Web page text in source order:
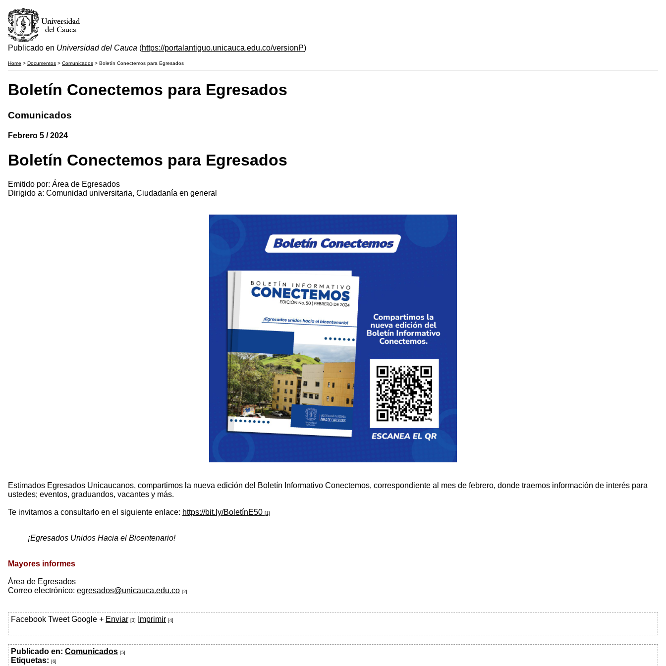
Publicado en Universidad del Cauca (https://portalantiguo.unicauca.edu.co/versionP)
Home > Documentos > Comunicados > Boletín Conectemos para Egresados
Boletín Conectemos para Egresados
Comunicados
Febrero 5 / 2024
Boletín Conectemos para Egresados
Emitido por: Área de Egresados
Dirigido a: Comunidad universitaria, Ciudadanía en general
Estimados Egresados Unicaucanos, compartimos la nueva edición del Boletín Informativo Conectemos, correspondiente al mes de febrero, donde traemos información de interés para
ustedes; eventos, graduandos, vacantes y más.
Te invitamos a consultarlo en el siguiente enlace: https://bit.ly/BoletínE50 [1]
¡Egresados Unidos Hacia el Bicentenario!
Mayores informes
Área de Egresados
Correo electrónico: egresados@unicauca.edu.co [2]
Facebook Tweet Google + Enviar [3] Imprimir [4]
Publicado en: Comunicados [5]
Etiquetas: [6]